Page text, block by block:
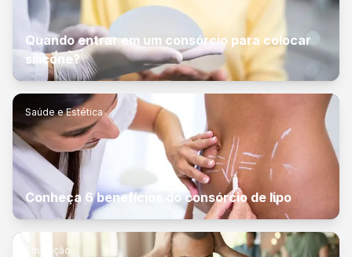
Quando entrar em um consórcio para colocar
silicone?
Saúde e Estética
Conheça 6 benefícios do consórcio de lipo
Educação